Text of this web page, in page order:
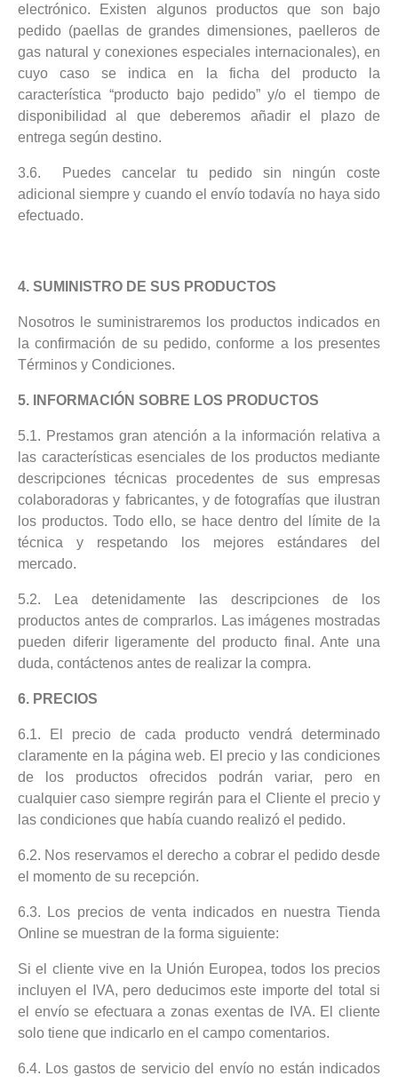
electrónico. Existen algunos productos que son bajo
pedido (paellas de grandes dimensiones, paelleros de
gas natural y conexiones especiales internacionales), en
cuyo caso se indica en la ficha del producto la
característica “producto bajo pedido” y/o el tiempo de
disponibilidad al que deberemos añadir el plazo de
entrega según destino.
3.6. Puedes cancelar tu pedido sin ningún coste
adicional siempre y cuando el envío todavía no haya sido
efectuado.
4. SUMINISTRO DE SUS PRODUCTOS
Nosotros le suministraremos los productos indicados en
la confirmación de su pedido, conforme a los presentes
Términos y Condiciones.
5. INFORMACIÓN SOBRE LOS PRODUCTOS
5.1. Prestamos gran atención a la información relativa a
las características esenciales de los productos mediante
descripciones técnicas procedentes de sus empresas
colaboradoras y fabricantes, y de fotografías que ilustran
los productos. Todo ello, se hace dentro del límite de la
técnica y respetando los mejores estándares del
mercado.
5.2. Lea detenidamente las descripciones de los
productos antes de comprarlos. Las imágenes mostradas
pueden diferir ligeramente del producto final. Ante una
duda, contáctenos antes de realizar la compra.
6. PRECIOS
6.1. El precio de cada producto vendrá determinado
claramente en la página web. El precio y las condiciones
de los productos ofrecidos podrán variar, pero en
cualquier caso siempre regirán para el Cliente el precio y
las condiciones que había cuando realizó el pedido.
6.2. Nos reservamos el derecho a cobrar el pedido desde
el momento de su recepción.
6.3. Los precios de venta indicados en nuestra Tienda
Online se muestran de la forma siguiente:
Si el cliente vive en la Unión Europea, todos los precios
incluyen el IVA, pero deducimos este importe del total si
el envío se efectuara a zonas exentas de IVA. El cliente
solo tiene que indicarlo en el campo comentarios.
6.4. Los gastos de servicio del envío no están indicados